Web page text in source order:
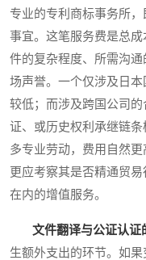
专业的专利商标事务所
事宜。这笔服务费是总
件的复杂程度、所需沟
场声誉。一个仅涉及日
较低；而涉及跨国公司
证、或历史权利承继链
多专业劳动，费用自然更
更应考察其是否精通贸
在内的增值服务。
文件翻译与公证认证
生额外支出的环节。如